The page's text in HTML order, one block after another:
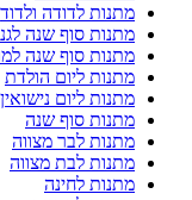
מתנות לדודה ולדוד
מתנות סוף שנה
מתנות סוף שנה
מתנות ליום הולדת
מתנות ליום נישואין
מתנות סוף שנה
מתנות לבר מצווה
מתנות לבת מצווה
מתנות לחינה